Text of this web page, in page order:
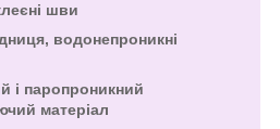
шви
водонепроникні
і паропроникний
матеріал